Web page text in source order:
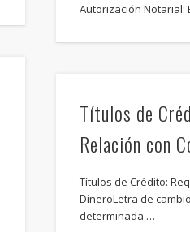
Autorización Notarial:
Títulos de
Relación con
Títulos de Crédito:
DineroLetra de
determinada …